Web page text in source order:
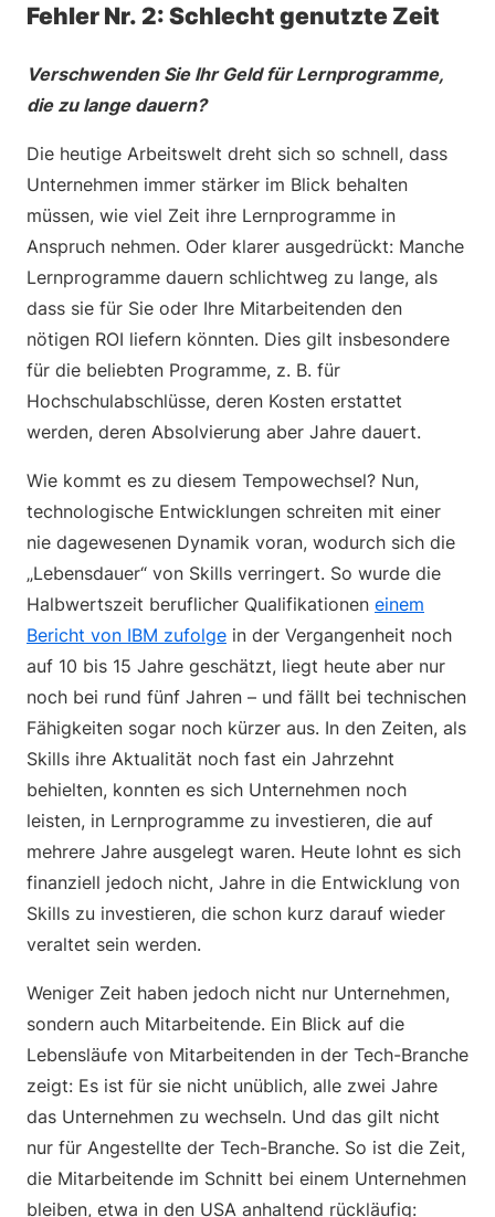
Fehler Nr. 2: Schlecht genutzte Zeit
Verschwenden Sie Ihr Geld für Lernprogramme,
die zu lange dauern?
Die heutige Arbeitswelt dreht sich so schnell, dass
Unternehmen immer stärker im Blick behalten
müssen, wie viel Zeit ihre Lernprogramme in
Anspruch nehmen. Oder klarer ausgedrückt: Manche
Lernprogramme dauern schlichtweg zu lange, als
dass sie für Sie oder Ihre Mitarbeitenden den
nötigen ROI liefern könnten. Dies gilt insbesondere
für die beliebten Programme, z. B. für
Hochschulabschlüsse, deren Kosten erstattet
werden, deren Absolvierung aber Jahre dauert.
Wie kommt es zu diesem Tempowechsel? Nun,
technologische Entwicklungen schreiten mit einer
nie dagewesenen Dynamik voran, wodurch sich die
„Lebensdauer“ von Skills verringert. So wurde die
Halbwertszeit beruflicher Qualifikationen einem
Bericht von IBM zufolge in der Vergangenheit noch
auf 10 bis 15 Jahre geschätzt, liegt heute aber nur
noch bei rund fünf Jahren – und fällt bei technischen
Fähigkeiten sogar noch kürzer aus. In den Zeiten, als
Skills ihre Aktualität noch fast ein Jahrzehnt
behielten, konnten es sich Unternehmen noch
leisten, in Lernprogramme zu investieren, die auf
mehrere Jahre ausgelegt waren. Heute lohnt es sich
finanziell jedoch nicht, Jahre in die Entwicklung von
Skills zu investieren, die schon kurz darauf wieder
veraltet sein werden.
Weniger Zeit haben jedoch nicht nur Unternehmen,
sondern auch Mitarbeitende. Ein Blick auf die
Lebensläufe von Mitarbeitenden in der Tech-Branche
zeigt: Es ist für sie nicht unüblich, alle zwei Jahre
das Unternehmen zu wechseln. Und das gilt nicht
nur für Angestellte der Tech-Branche. So ist die Zeit,
die Mitarbeitende im Schnitt bei einem Unternehmen
bleiben, etwa in den USA anhaltend rückläufig: